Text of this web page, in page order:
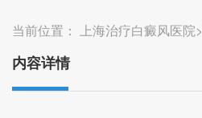
当前位置： 上海治疗白癜风医院>
内容详情